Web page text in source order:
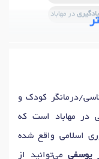
در مهاباد
درمانگر کودک و
در مهاباد است که
اسلامی واقع شده
یوسفیمی‌توانید از